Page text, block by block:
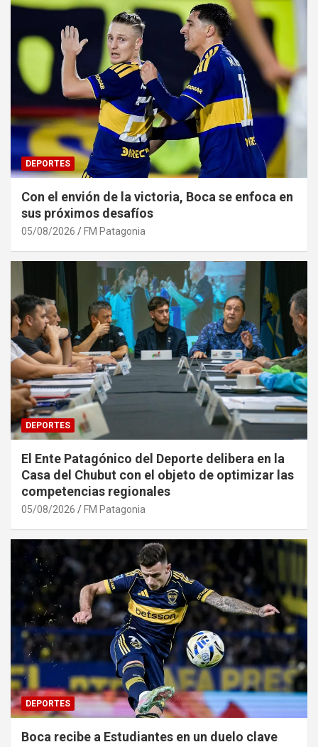
DEPORTES
Con el envión de la victoria, Boca se enfoca en
sus próximos desafíos
05/08/2026 FM Patagonia
DEPORTES
El Ente Patagónico del Deporte delibera en la
Casa del Chubut con el objeto de optimizar las
competencias regionales
05/08/2026 FM Patagonia
DEPORTES
Boca recibe a Estudiantes en un duelo clave